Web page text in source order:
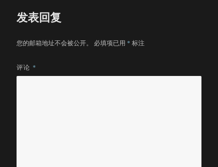
发表回复
您的邮箱地址不会被公开。 必填项已用 * 标注
评论 *